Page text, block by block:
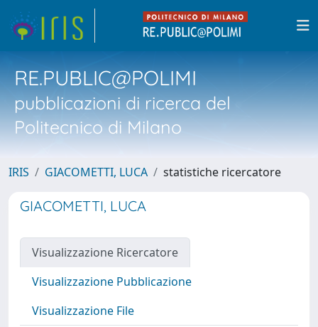
RE.PUBLIC@POLIMI
pubblicazioni di ricerca del
Politecnico di Milano
IRIS GIACOMETTI, LUCA statistiche ricercatore
GIACOMETTI, LUCA
Visualizzazione Ricercatore
Visualizzazione Pubblicazione
Visualizzazione File